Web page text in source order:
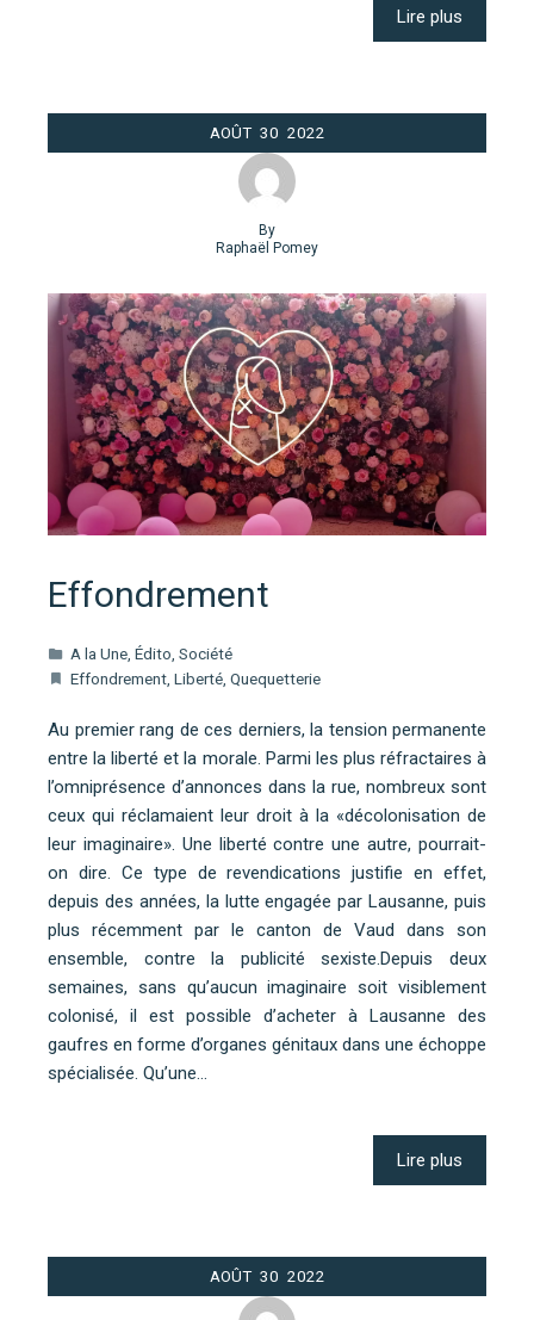
Lire plus
AOÛT 30 2022
By
Raphaël Pomey
Effondrement
A la Une Édito Société
Effondrement Liberté Quequetterie
Au premier rang de ces derniers, la tension permanente
entre la liberté et la morale. Parmi les plus réfractaires à
l’omniprésence d’annonces dans la rue, nombreux sont
ceux qui réclamaient leur droit à la «décolonisation de
leur imaginaire». Une liberté contre une autre, pourrait-
on dire. Ce type de revendications justifie en effet,
depuis des années, la lutte engagée par Lausanne, puis
plus récemment par le canton de Vaud dans son
ensemble, contre la publicité sexiste.Depuis deux
semaines, sans qu’aucun imaginaire soit visiblement
colonisé, il est possible d’acheter à Lausanne des
gaufres en forme d’organes génitaux dans une échoppe
spécialisée. Qu’une…
Lire plus
AOÛT 30 2022